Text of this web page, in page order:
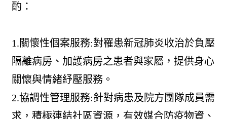
酌：
1.關懷性個案服務:對罹患新冠肺炎收治於負壓
隔離病房、加護病房之患者與家屬，提供身心
關懷與情緒紓壓服務。
2.協調性管理服務:針對病患及院方團隊成員需
求，積極連結社區資源，有效媒合防疫物資、